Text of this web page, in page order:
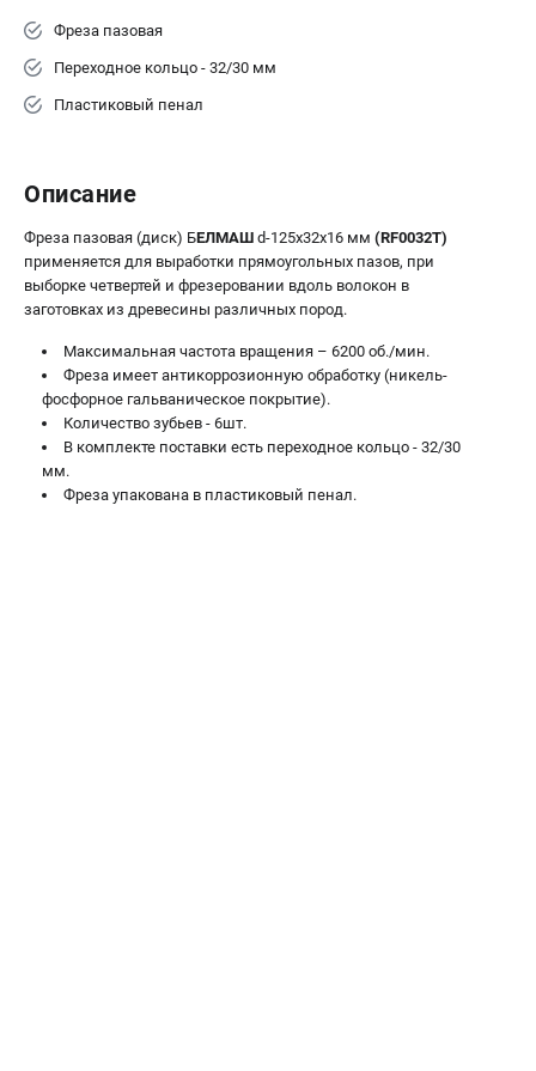
Патроны и переходники
Подставки для станков
Полотна пильные по дереву
Цанги и зажимы
ПОЛЕЗНЫЕ СТАТЬИ
Характеристики токарных станков
Все о влажности древесины
ТЕЛЕФОН (САНКТ-ПЕТЕРБУРГ)
+7 (812) 317-66-20
Информация размещённая на сайте не является публичной
офертой
Фреза пазовая
Переходное кольцо - 32/30 мм
Пластиковый пенал
Описание
Фреза пазовая (диск) БЕЛМАШ d-125х32х16 мм (RF0032T)
применяется для выработки прямоугольных пазов, при
выборке четвертей и фрезеровании вдоль волокон в
заготовках из древесины различных пород.
Максимальная частота вращения – 6200 об./мин.
Фреза имеет антикоррозионную обработку (никель-
фосфорное гальваническое покрытие).
Количество зубьев - 6шт.
В комплекте поставки есть переходное кольцо - 32/30
мм.
Фреза упакована в пластиковый пенал.